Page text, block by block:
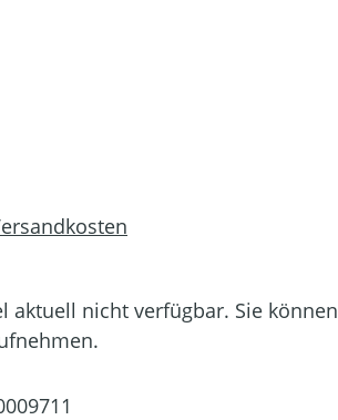
aktuell nicht verfügbar. Sie können